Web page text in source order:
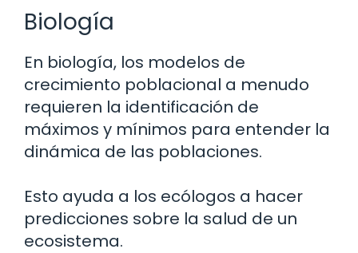
Biología
En biología, los modelos de
crecimiento poblacional a menudo
requieren la identificación de
máximos y mínimos para entender la
dinámica de las poblaciones.
Esto ayuda a los ecólogos a hacer
predicciones sobre la salud de un
ecosistema.